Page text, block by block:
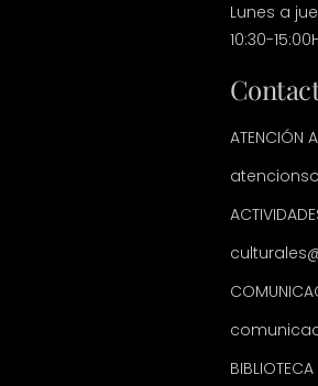
Lunes a
10:30-
ATENCIÓN
BIBLIOTECA